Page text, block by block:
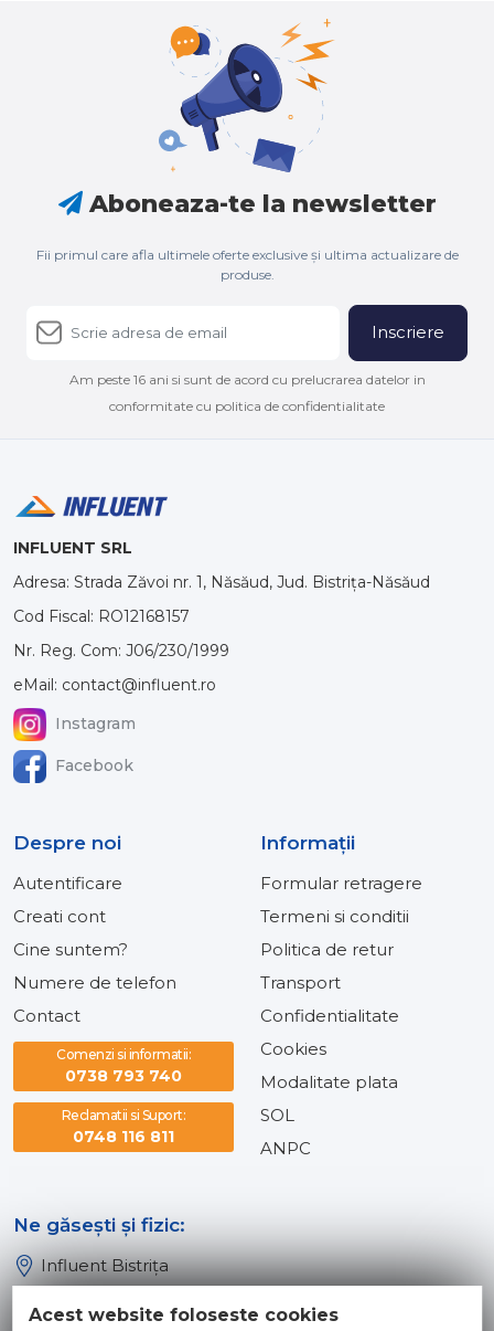
Aboneaza-te la newsletter
Fii primul care afla ultimele oferte exclusive și ultima actualizare de
produse.
Inscriere
Am peste 16 ani si sunt de acord cu prelucrarea datelor in
conformitate cu politica de confidentialitate
INFLUENT SRL
Adresa: Strada Zăvoi nr. 1, Năsăud, Jud. Bistrița-Năsăud
Cod Fiscal: RO12168157
Nr. Reg. Com: J06/230/1999
eMail: contact@influent.ro
Instagram
Facebook
Despre noi
Autentificare
Creati cont
Cine suntem?
Numere de telefon
Contact
Comenzi si informatii:
0738 793 740
Reclamatii si Suport:
0748 116 811
Informaţii
Formular retragere
Termeni si conditii
Politica de retur
Transport
Confidentialitate
Cookies
Modalitate plata
SOL
ANPC
Ne găsești și fizic:
Influent Bistrița
Acest website foloseste cookies